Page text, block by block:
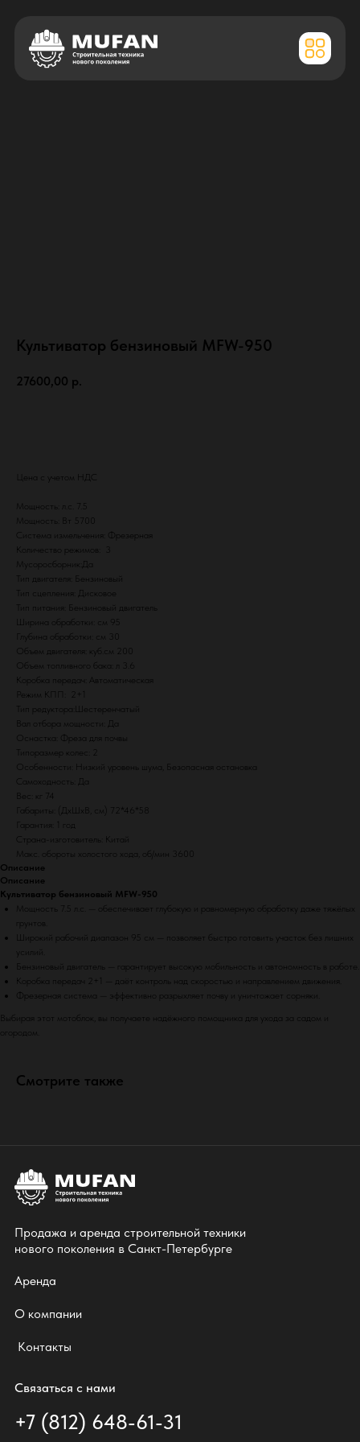
Культиватор бензиновый MFW-950
27600,00 р.
Цена с учетом НДС
Мощность: л.с. 7.5
Мощность: Вт 5700
Система измельчения: Фрезерная
Количество режимов: 3
Мусоросборник:Да
Тип двигателя: Бензиновый
Тип сцепления: Дисковое
Тип питания: Бензиновый двигатель
Ширина обработки: см 95
Глубина обработки: см 30
Объем двигателя: куб.см 200
Объем топливного бака: л 3.6
Коробка передач: Автоматическая
Режим КПП: 2+1
Тип редуктора:Шестеренчатый
Вал отбора мощности: Да
Оснастка: Фреза для почвы
Типоразмер колес: 2
Особенности: Низкий уровень шума, Безопасная остановка
Самоходность: Да
Вес: кг 74
Габариты: (ДхШхВ, см) 72*46*58
Гарантия: 1 год
Страна-изготовитель: Китай
Макс. обороты холостого хода, об/мин 3600
Описание
Описание
Культиватор бензиновый MFW-950
Мощность 7.5 л.с. — обеспечивает глубокую и равномерную обработку даже тяжёлых
грунтов.
Широкий рабочий диапазон 95 см — позволяет быстро готовить участок без лишних
усилий.
Бензиновый двигатель — гарантирует высокую мобильность и автономность в работе.
Коробка передач 2+1 — даёт контроль над скоростью и направлением движения.
Фрезерная система — эффективно разрыхляет почву и уничтожает сорняки.
Выбирая этот мотоблок, вы получаете надёжного помощника для ухода за садом и
огородом.
Смотрите также
Продажа и аренда строительной техники
нового поколения в Санкт-Петербурге
Аренда
О компании
Контакты
Связаться с нами
+7 (812) 648-61-31